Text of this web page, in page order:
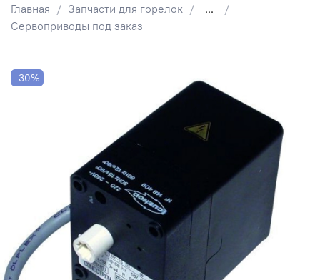
Главная Запчасти для горелок
...
Сервоприводы под заказ
-30%